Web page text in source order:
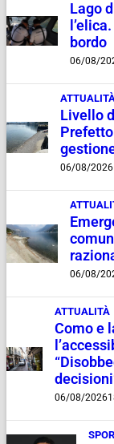
Lago
bordo
06/08/
Livello
06/08/2026
06/08/
ATTUALITÀ
Como e
06/08/2026